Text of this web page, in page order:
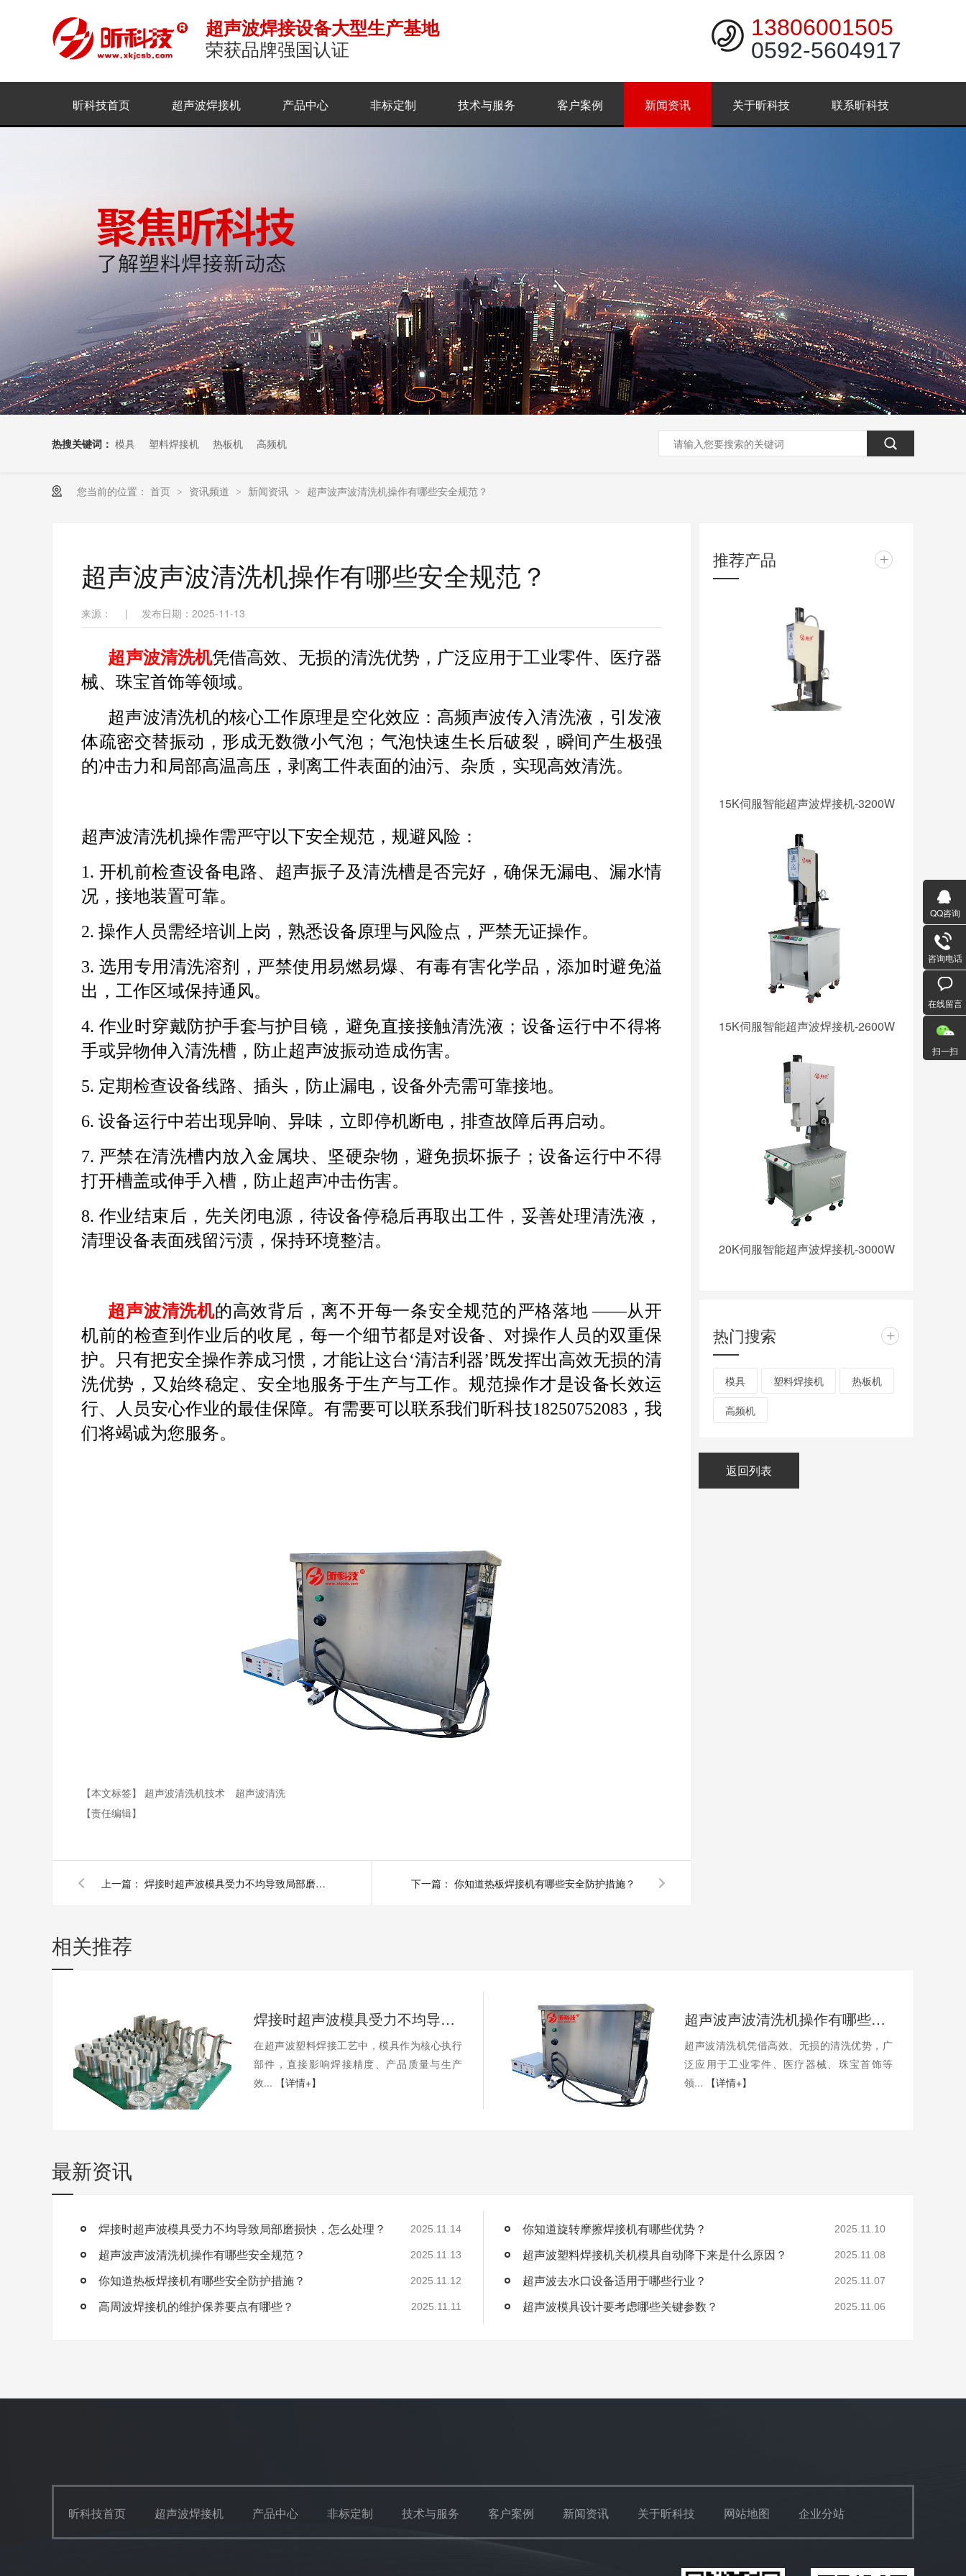
超声波焊接设备大型生产基地
荣获品牌强国认证
13806001505
0592-5604917
昕科技首页 超声波焊接机 产品中心 非标定制 技术与服务 客户案例 新闻资讯 关于昕科技 联系昕科技
热搜关键词： 模具 塑料焊接机 热板机 高频机
您当前的位置： 首页 > 资讯频道 > 新闻资讯 > 超声波声波清洗机操作有哪些安全规范？
超声波声波清洗机操作有哪些安全规范？
来源： | 发布日期：2025-11-13
超声波清洗机凭借高效、无损的清洗优势，广泛应用于工业零件、医疗器
械、珠宝首饰等领域。
超声波清洗机的核心工作原理是空化效应：高频声波传入清洗液，引发液
体疏密交替振动，形成无数微小气泡；气泡快速生长后破裂，瞬间产生极强
的冲击力和局部高温高压，剥离工件表面的油污、杂质，实现高效清洗。
超声波清洗机操作需严守以下安全规范，规避风险：
1. 开机前检查设备电路、超声振子及清洗槽是否完好，确保无漏电、漏水情
况，接地装置可靠。
2. 操作人员需经培训上岗，熟悉设备原理与风险点，严禁无证操作。
3. 选用专用清洗溶剂，严禁使用易燃易爆、有毒有害化学品，添加时避免溢
出，工作区域保持通风。
4. 作业时穿戴防护手套与护目镜，避免直接接触清洗液；设备运行中不得将
手或异物伸入清洗槽，防止超声波振动造成伤害。
5. 定期检查设备线路、插头，防止漏电，设备外壳需可靠接地。
6. 设备运行中若出现异响、异味，立即停机断电，排查故障后再启动。
7. 严禁在清洗槽内放入金属块、坚硬杂物，避免损坏振子；设备运行中不得
打开槽盖或伸手入槽，防止超声冲击伤害。
8. 作业结束后，先关闭电源，待设备停稳后再取出工件，妥善处理清洗液，
清理设备表面残留污渍，保持环境整洁。
超声波清洗机的高效背后，离不开每一条安全规范的严格落地 ——从开
机前的检查到作业后的收尾，每一个细节都是对设备、对操作人员的双重保
护。只有把安全操作养成习惯，才能让这台‘清洁利器’既发挥出高效无损的清
洗优势，又始终稳定、安全地服务于生产与工作。规范操作才是设备长效运
行、人员安心作业的最佳保障。有需要可以联系我们昕科技18250752083，我
们将竭诚为您服务。
【本文标签】 超声波清洗机技术
超声波清洗
【责任编辑】
上一篇： 焊接时超声波模具受力不均导致局部磨损快，怎么处理？ 下一篇： 你知道热板焊接机有哪些安全防护措施？
推荐产品 +
15K伺服智能超声波焊接机-3200W
15K伺服智能超声波焊接机-2600W
20K伺服智能超声波焊接机-3000W
热门搜索 +
模具 塑料焊接机 热板机
高频机
返回列表
相关推荐
焊接时超声波模具受力不均导致局部磨损快，怎么处理？
在超声波塑料焊接工艺中，模具作为核心执行
部件，直接影响焊接精度、产品质量与生产
效...
【详情+】
超声波声波清洗机操作有哪些安全规范？
超声波清洗机凭借高效、无损的清洗优势，广
泛应用于工业零件、医疗器械、珠宝首饰等
领...
【详情+】
最新资讯
焊接时超声波模具受力不均导致局部磨损快，怎么处理？ 2025.11.14
超声波声波清洗机操作有哪些安全规范？ 2025.11.13
你知道热板焊接机有哪些安全防护措施？ 2025.11.12
高周波焊接机的维护保养要点有哪些？ 2025.11.11
你知道旋转摩擦焊接机有哪些优势？ 2025.11.10
超声波塑料焊接机关机模具自动降下来是什么原因？ 2025.11.08
超声波去水口设备适用于哪些行业？ 2025.11.07
超声波模具设计要考虑哪些关键参数？ 2025.11.06
昕科技首页 超声波焊接机 产品中心 非标定制 技术与服务 客户案例 新闻资讯 关于昕科技 网站地图 企业分站
QQ咨询
咨询电话
在线留言
扫一扫